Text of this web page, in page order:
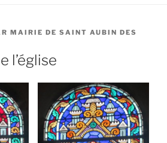
MAIRIE DE SAINT AUBIN DES
l’église